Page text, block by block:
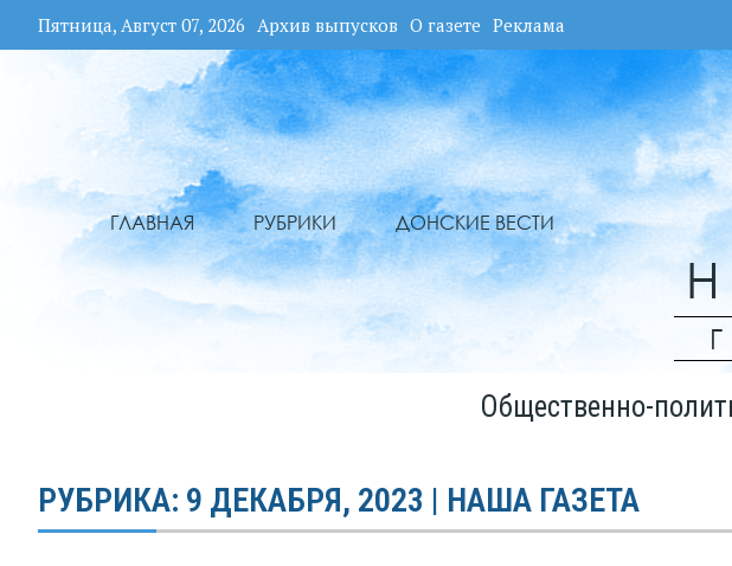
Пятница, Август 07, 2026 Архив выпусков О газете Реклама
ГЛАВНАЯ РУБРИКИ ДОНСКИЕ ВЕСТИ
Общественно-
РУБРИКА: 9 ДЕКАБРЯ, 2023 | НАША ГАЗЕТА